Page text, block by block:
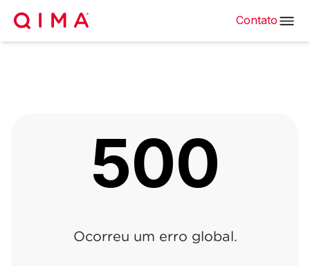
Contato
500
Ocorreu um erro global.